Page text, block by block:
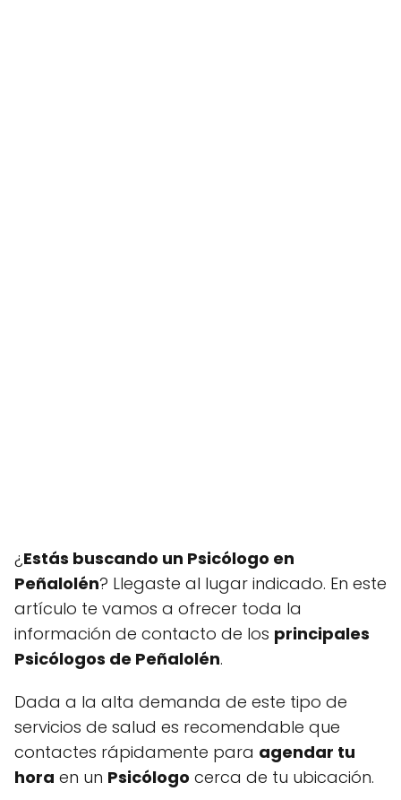
¿Estás buscando un Psicólogo en
Peñalolén? Llegaste al lugar indicado. En este
artículo te vamos a ofrecer toda la
información de contacto de los principales
Psicólogos de Peñalolén.
Dada a la alta demanda de este tipo de
servicios de salud es recomendable que
contactes rápidamente para agendar tu
hora en un Psicólogo cerca de tu ubicación.